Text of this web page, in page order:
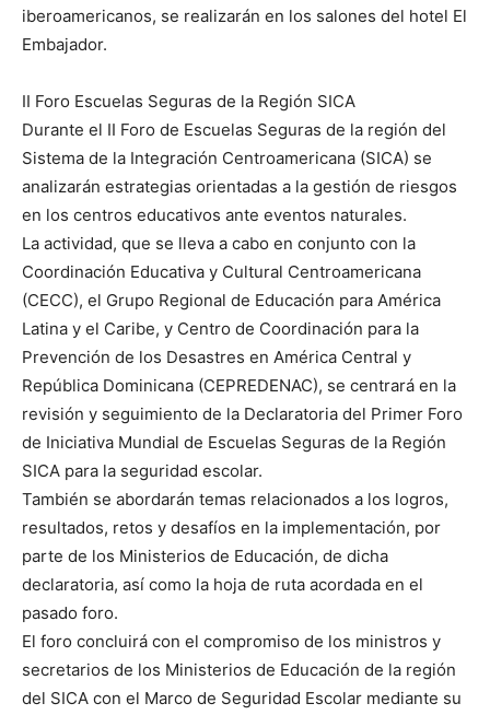
iberoamericanos, se realizarán en los salones del hotel El
Embajador.
II Foro Escuelas Seguras de la Región SICA
Durante el II Foro de Escuelas Seguras de la región del
Sistema de la Integración Centroamericana (SICA) se
analizarán estrategias orientadas a la gestión de riesgos
en los centros educativos ante eventos naturales.
La actividad, que se lleva a cabo en conjunto con la
Coordinación Educativa y Cultural Centroamericana
(CECC), el Grupo Regional de Educación para América
Latina y el Caribe, y Centro de Coordinación para la
Prevención de los Desastres en América Central y
República Dominicana (CEPREDENAC), se centrará en la
revisión y seguimiento de la Declaratoria del Primer Foro
de Iniciativa Mundial de Escuelas Seguras de la Región
SICA para la seguridad escolar.
También se abordarán temas relacionados a los logros,
resultados, retos y desafíos en la implementación, por
parte de los Ministerios de Educación, de dicha
declaratoria, así como la hoja de ruta acordada en el
pasado foro.
El foro concluirá con el compromiso de los ministros y
secretarios de los Ministerios de Educación de la región
del SICA con el Marco de Seguridad Escolar mediante su